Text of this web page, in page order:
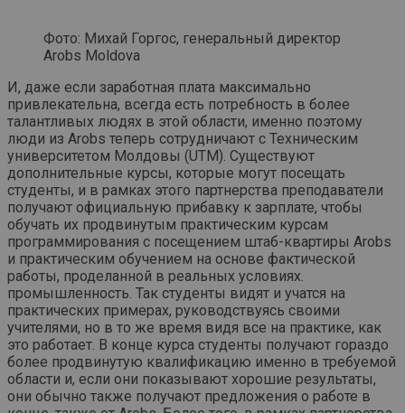
Фото: Михай Горгос, генеральный директор
Arobs Moldova
И, даже если заработная плата максимально
привлекательна, всегда есть потребность в более
талантливых людях в этой области, именно поэтому
люди из Arobs теперь сотрудничают с Техническим
университетом Молдовы (UTM). Существуют
дополнительные курсы, которые могут посещать
студенты, и в рамках этого партнерства преподаватели
получают официальную прибавку к зарплате, чтобы
обучать их продвинутым практическим курсам
программирования с посещением штаб-квартиры Arobs
и практическим обучением на основе фактической
работы, проделанной в реальных условиях.
промышленность. Так студенты видят и учатся на
практических примерах, руководствуясь своими
учителями, но в то же время видя все на практике, как
это работает. В конце курса студенты получают гораздо
более продвинутую квалификацию именно в требуемой
области и, если они показывают хорошие результаты,
они обычно также получают предложения о работе в